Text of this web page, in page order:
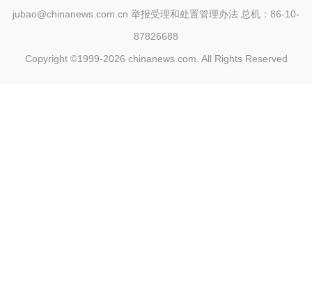
jubao@chinanews.com.cn 举报受理和处置管理办法 总机：86-10-
87826688
Copyright ©1999-2026 chinanews.com. All Rights Reserved